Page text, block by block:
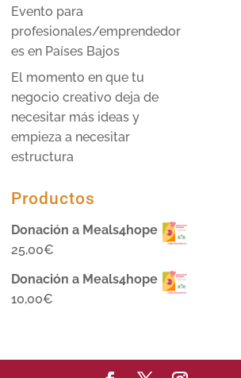
Evento para
profesionales/emprendedor
es en Países Bajos
El momento en que tu
negocio creativo deja de
necesitar más ideas y
empieza a necesitar
estructura
Productos
Donación a Meals4hope
25,00€
Donación a Meals4hope
10,00€